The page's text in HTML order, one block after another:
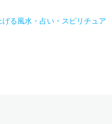
る風水・占い・スピリチュア